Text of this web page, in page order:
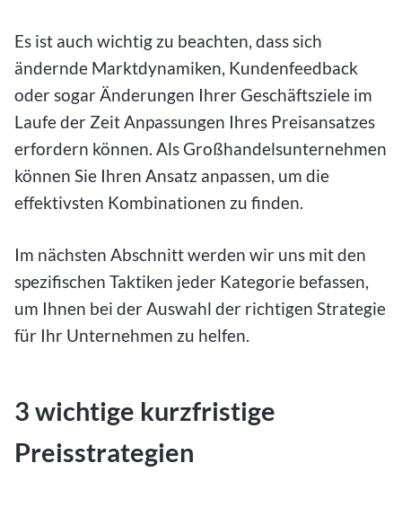
Es ist auch wichtig zu beachten, dass sich
ändernde Marktdynamiken, Kundenfeedback
oder sogar Änderungen Ihrer Geschäftsziele im
Laufe der Zeit Anpassungen Ihres Preisansatzes
erfordern können. Als Großhandelsunternehmen
können Sie Ihren Ansatz anpassen, um die
effektivsten Kombinationen zu finden.
Im nächsten Abschnitt werden wir uns mit den
spezifischen Taktiken jeder Kategorie befassen,
um Ihnen bei der Auswahl der richtigen Strategie
für Ihr Unternehmen zu helfen.
3 wichtige kurzfristige
Preisstrategien